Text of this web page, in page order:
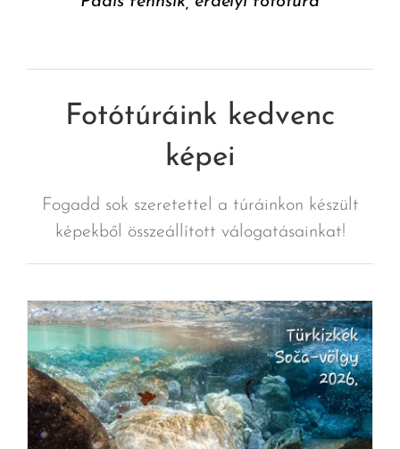
Fotótúráink kedvenc
képei
Fogadd sok szeretettel a túráinkon készült
képekből összeállított válogatásainkat!